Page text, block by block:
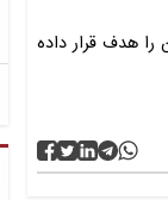
را هدف قرار داده